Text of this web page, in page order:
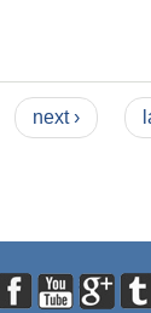
next ›